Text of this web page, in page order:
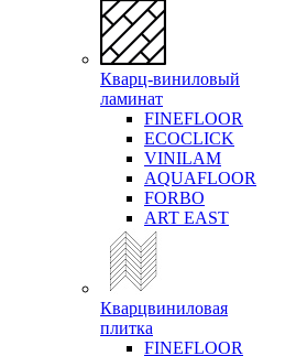
Кварц-виниловый
ламинат
FINEFLOOR
ECOCLICK
VINILAM
AQUAFLOOR
FORBO
ART EAST
Кварцвиниловая
плитка
FINEFLOOR